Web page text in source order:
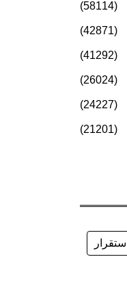
(58114)
(42871)
(41292)
(26024)
(24227)
(21201)
استقرار